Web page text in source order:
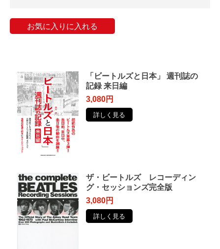
お気に入りに入れる
「ビートルズと日本」 週刊誌の
記録 来日編
3,080円
詳しく見る
ザ・ビートルズ レコーディン
グ・セッションズ完全版
3,080円
詳しく見る